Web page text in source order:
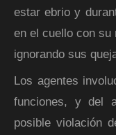
estar ebrio y
en el cuello con su
ignorando sus
Los agentes
funciones, y del
posible violación